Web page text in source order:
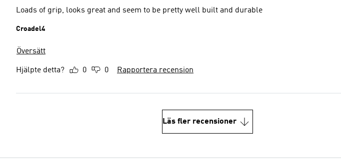
Loads of grip, looks great and seem to be pretty well built and durable
Croadel4
Översätt
Hjälpte detta? 0 0 Rapportera recension
Läs fler recensioner